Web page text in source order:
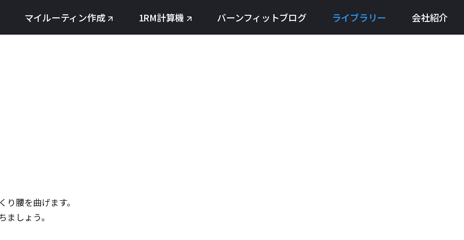
マイルーティン作成 1RM計算機 バーンフィットブログ ライブラリー 会社紹介
腰を曲げます。
しょう。